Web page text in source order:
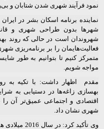
نمود فرآیند شهری شدن شتابان و
نماینده برنامه‌ اسکان بشر در
شهرها بدون طراحی شهری و
شهروندان است در حالی که روند
فعالیت‌هایمان را بر برنامه‌ریزی
متمرکز کنیم تا بتوانیم به طور
مواجه شویم.
مقدم اظهار داشت: با تکیه به
بهسازی زاغه‌ها در دستیابی به
اقتصادی و اجتماعی عمیق‌تر آن
شهری نشان داد.
وی تأکید